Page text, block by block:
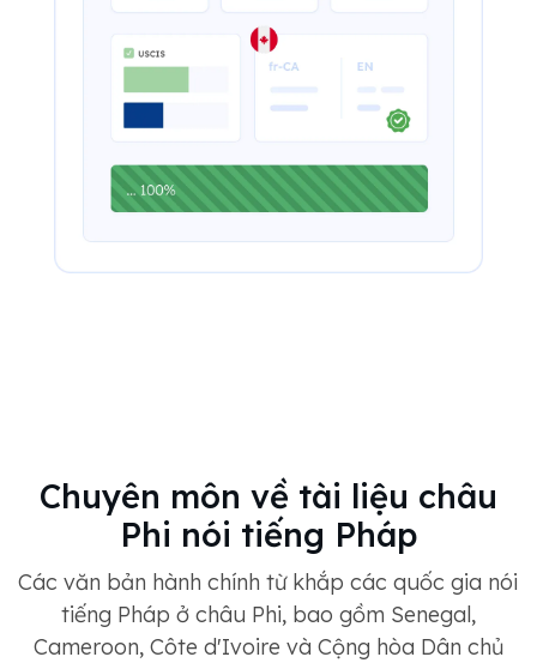
Chuyên môn về tài liệu châu
Phi nói tiếng Pháp
Các văn bản hành chính từ khắp các quốc gia nói
tiếng Pháp ở châu Phi, bao gồm Senegal,
Cameroon, Côte d'Ivoire và Cộng hòa Dân chủ